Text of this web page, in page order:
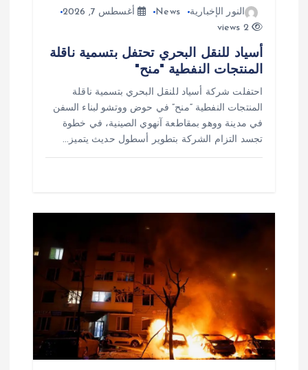
ت
النور الإخبارية News
أغسطس 7, 2026
2 views
أسياد للنقل البحري تحتفل بتسمية ناقلة
المنتجات النفطية "منح"
احتفلت شركة أسياد للنقل البحري بتسمية ناقلة
المنتجات النفطية “منح” في حوض ووتشو لبناء السفن
في مدينة ووهو بمقاطعة آنهوي الصينية، في خطوة
تجسد التزام الشركة بتطوير أسطول حديث يتميز…